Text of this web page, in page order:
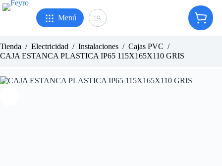
Saltar
al
Menú
Carro
de
Tienda / Electricidad / Instalaciones / Cajas PVC /
CAJA ESTANCA PLASTICA IP65 115X165X110 GRIS